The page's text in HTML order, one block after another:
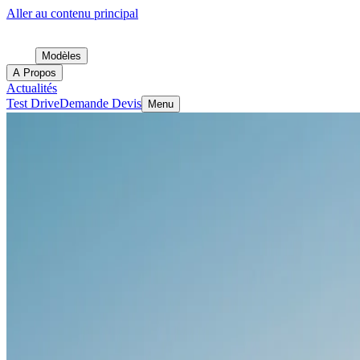
Aller au contenu principal
Modèles
A Propos
Actualités
Test DriveDemande Devis Menu